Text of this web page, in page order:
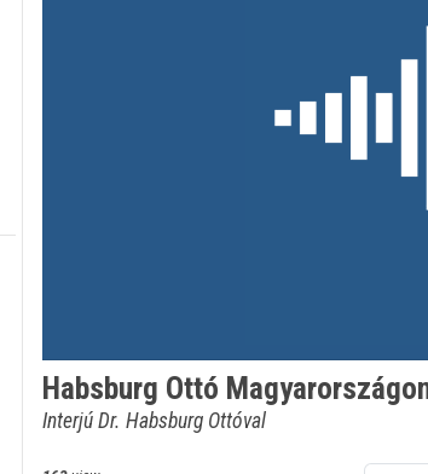
Habsburg Ottó
Interjú Dr. Habsburg Ottóval